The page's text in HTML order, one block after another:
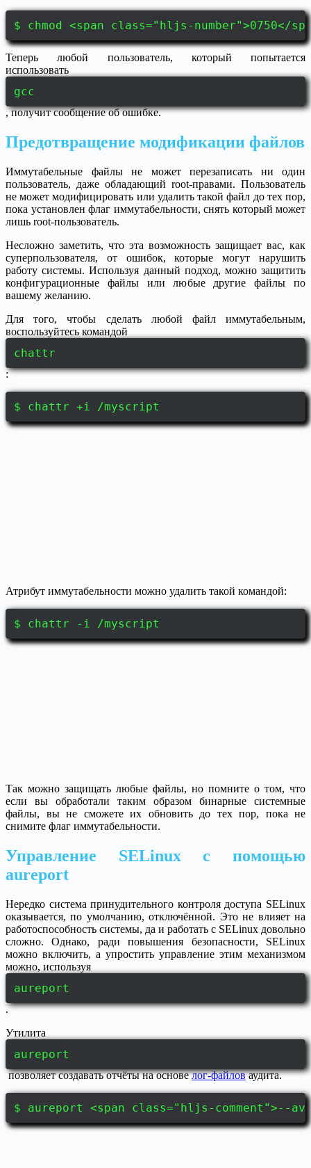
$ chmod <span class="hljs-number">0750</
Теперь любой пользователь, который попытается
использовать
gcc
, получит сообщение об ошибке.
Предотвращение модификации файлов
Иммутабельные файлы не может перезаписать ни один
пользователь, даже обладающий root-правами. Пользователь
не может модифицировать или удалить такой файл до тех пор,
пока установлен флаг иммутабельности, снять который может
лишь root-пользователь.
Несложно заметить, что эта возможность защищает вас, как
суперпользователя, от ошибок, которые могут нарушить
работу системы. Используя данный подход, можно защитить
конфигурационные файлы или любые другие файлы по
вашему желанию.
Для того, чтобы сделать любой файл иммутабельным,
воспользуйтесь командой
chattr
:
$ chattr +i /myscript
Атрибут иммутабельности можно удалить такой командой:
$ chattr -i /myscript
Так можно защищать любые файлы, но помните о том, что
если вы обработали таким образом бинарные системные
файлы, вы не сможете их обновить до тех пор, пока не
снимите флаг иммутабельности.
Управление SELinux с помощью
aureport
Нередко система принудительного контроля доступа SELinux
оказывается, по умолчанию, отключённой. Это не влияет на
работоспособность системы, да и работать с SELinux довольно
сложно. Однако, ради повышения безопасности, SELinux
можно включить, а упростить управление этим механизмом
можно, используя
aureport
.
Утилита
aureport
позволяет создавать отчёты на основелог-файловаудита.
$ aureport <span class="hljs-comment">--